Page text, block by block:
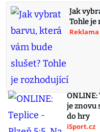
Jak
Tohle
Reklama
ONLINE:
je
do hry
iSport.cz